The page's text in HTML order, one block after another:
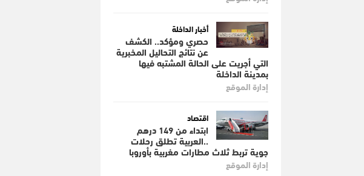
أخبار الداخلة
حصري ومؤكد.. الكشف
عن نتائج التحاليل المخبرية
التي أجريت على الحالة المشتبه فيها
بمدينة الداخلة
إدارة الموقع
اقتصاد
ابتداء من 149 درهم
..العربية تطلق رحلات
جوية تربط ثلاث مطارات مغربية بأوروبا
إدارة الموقع